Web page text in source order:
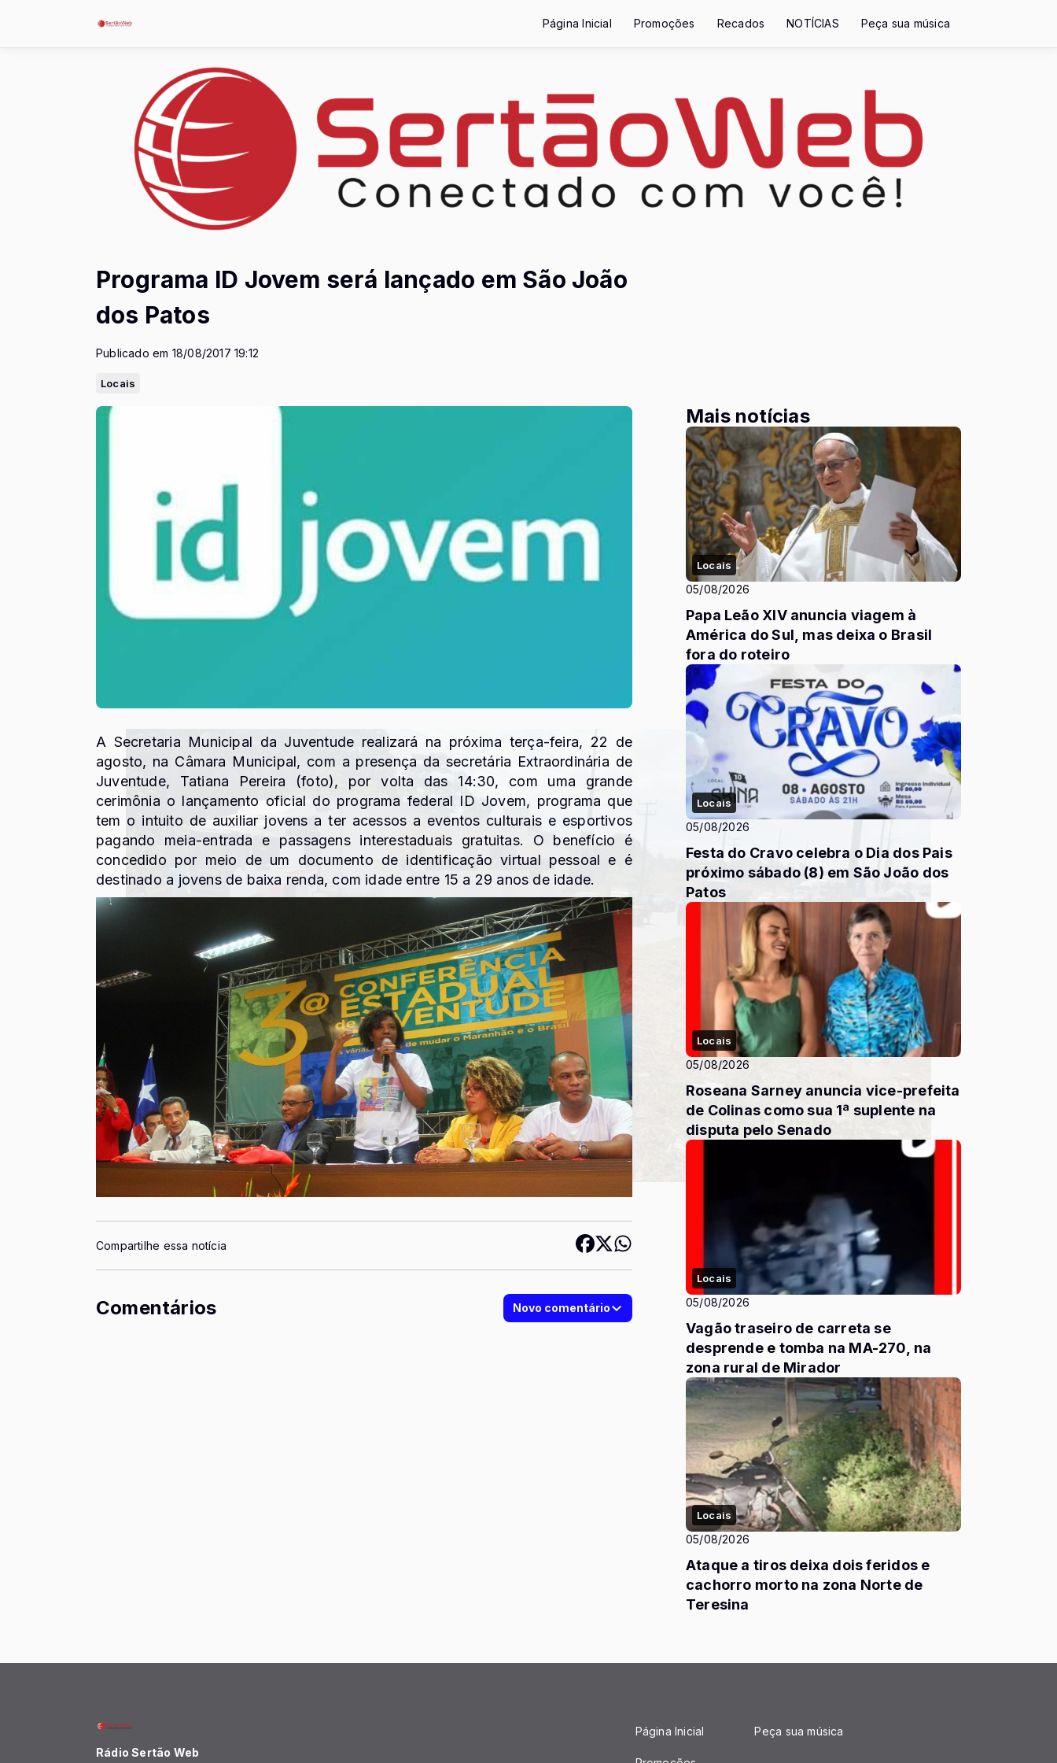
Página Inicial Promoções Recados NOTÍCIAS Peça sua música
Programa ID Jovem será lançado em São João
dos Patos
Publicado em 18/08/2017 19:12
Locais
A Secretaria Municipal da Juventude realizará na próxima terça-feira, 22 de
agosto, na Câmara Municipal, com a presença da secretária Extraordinária de
Juventude, Tatiana Pereira (foto), por volta das 14:30, com uma grande
cerimônia o lançamento oficial do programa federal ID Jovem, programa que
tem o intuito de auxiliar jovens a ter acessos a eventos culturais e esportivos
pagando meia-entrada e passagens interestaduais gratuitas. O benefício é
concedido por meio de um documento de identificação virtual pessoal e é
destinado a jovens de baixa renda, com idade entre 15 a 29 anos de idade.
Compartilhe essa notícia
Comentários Novo comentário
Mais notícias
Locais
05/08/2026
Papa Leão XIV anuncia viagem à
América do Sul, mas deixa o Brasil
fora do roteiro
Locais
05/08/2026
Festa do Cravo celebra o Dia dos Pais
próximo sábado (8) em São João dos
Patos
Locais
05/08/2026
Roseana Sarney anuncia vice-prefeita
de Colinas como sua 1ª suplente na
disputa pelo Senado
Locais
05/08/2026
Vagão traseiro de carreta se
desprende e tomba na MA-270, na
zona rural de Mirador
Locais
05/08/2026
Ataque a tiros deixa dois feridos e
cachorro morto na zona Norte de
Teresina
Rádio Sertão Web
Página Inicial Peça sua música